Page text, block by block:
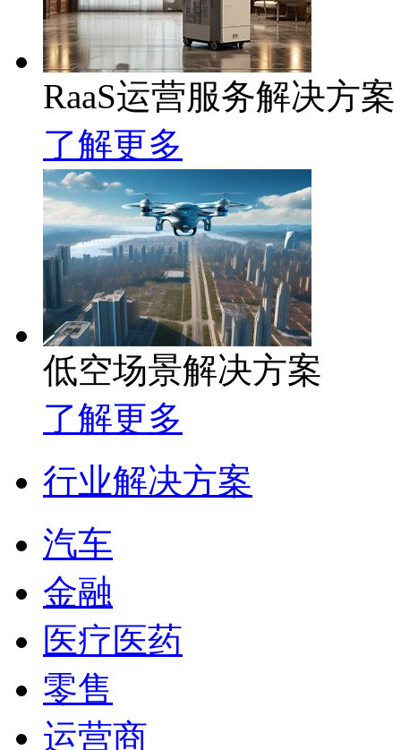
RaaS运营服务解决方案
了解更多
低空场景解决方案
了解更多
行业解决方案
汽车
金融
医疗医药
零售
运营商